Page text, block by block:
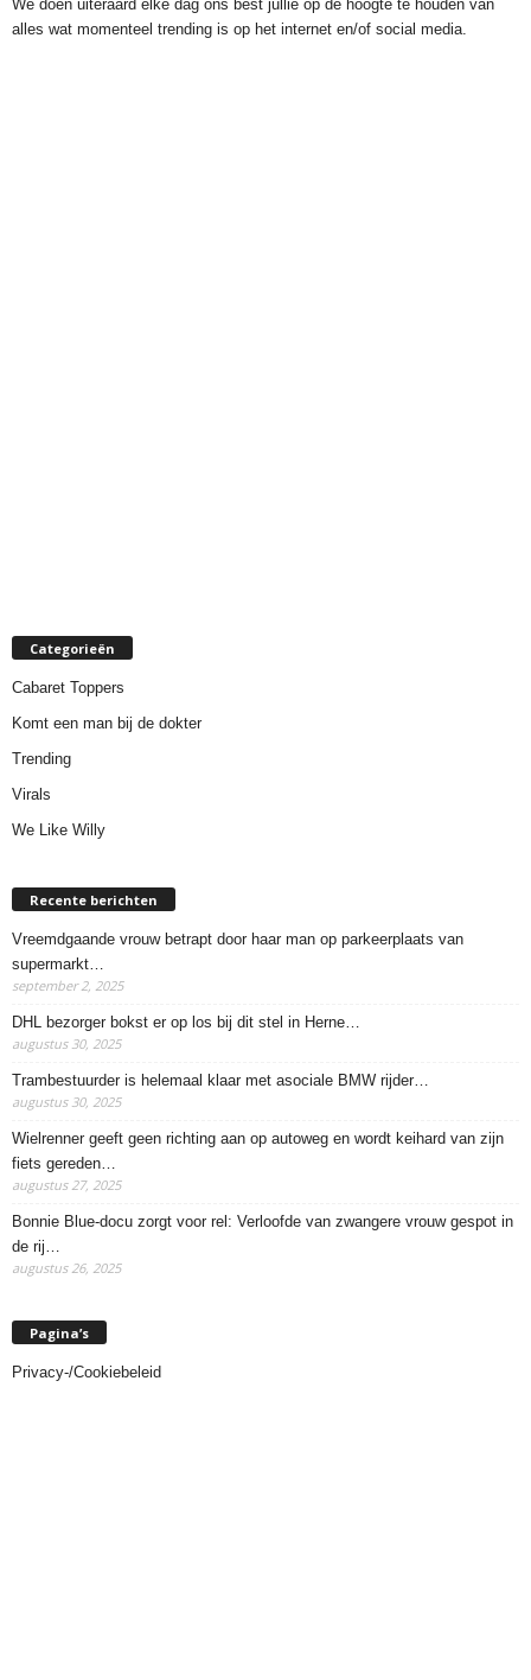
We doen uiteraard elke dag ons best jullie op de hoogte te houden van
alles wat momenteel trending is op het internet en/of social media.
Categorieën
Cabaret Toppers
Komt een man bij de dokter
Trending
Virals
We Like Willy
Recente berichten
Vreemdgaande vrouw betrapt door haar man op parkeerplaats van
supermarkt…
september 2, 2025
DHL bezorger bokst er op los bij dit stel in Herne…
augustus 30, 2025
Trambestuurder is helemaal klaar met asociale BMW rijder…
augustus 30, 2025
Wielrenner geeft geen richting aan op autoweg en wordt keihard van zijn
fiets gereden…
augustus 27, 2025
Bonnie Blue-docu zorgt voor rel: Verloofde van zwangere vrouw gespot in
de rij…
augustus 26, 2025
Pagina’s
Privacy-/Cookiebeleid